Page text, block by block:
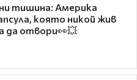
тишина: Америка
която никой жив
да отвори👀💥